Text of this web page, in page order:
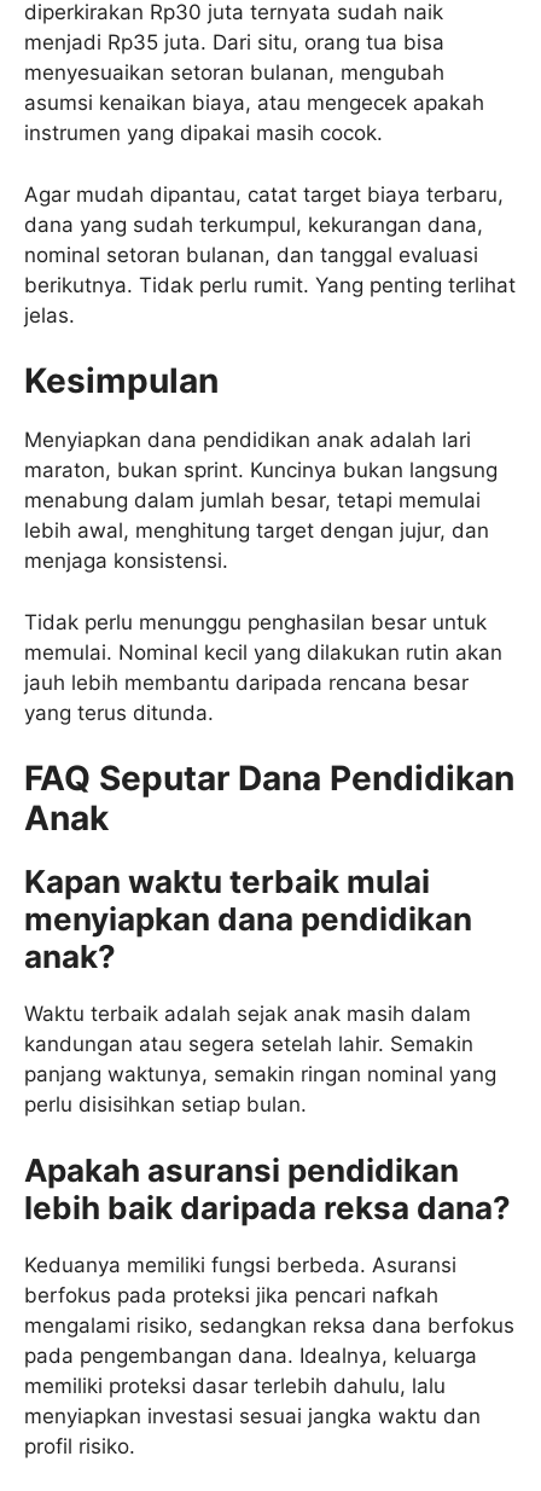
diperkirakan Rp30 juta ternyata sudah naik
menjadi Rp35 juta. Dari situ, orang tua bisa
menyesuaikan setoran bulanan, mengubah
asumsi kenaikan biaya, atau mengecek apakah
instrumen yang dipakai masih cocok.
Agar mudah dipantau, catat target biaya terbaru,
dana yang sudah terkumpul, kekurangan dana,
nominal setoran bulanan, dan tanggal evaluasi
berikutnya. Tidak perlu rumit. Yang penting terlihat
jelas.
Kesimpulan
Menyiapkan dana pendidikan anak adalah lari
maraton, bukan sprint. Kuncinya bukan langsung
menabung dalam jumlah besar, tetapi memulai
lebih awal, menghitung target dengan jujur, dan
menjaga konsistensi.
Tidak perlu menunggu penghasilan besar untuk
memulai. Nominal kecil yang dilakukan rutin akan
jauh lebih membantu daripada rencana besar
yang terus ditunda.
FAQ Seputar Dana Pendidikan
Anak
Kapan waktu terbaik mulai
menyiapkan dana pendidikan
anak?
Waktu terbaik adalah sejak anak masih dalam
kandungan atau segera setelah lahir. Semakin
panjang waktunya, semakin ringan nominal yang
perlu disisihkan setiap bulan.
Apakah asuransi pendidikan
lebih baik daripada reksa dana?
Keduanya memiliki fungsi berbeda. Asuransi
berfokus pada proteksi jika pencari nafkah
mengalami risiko, sedangkan reksa dana berfokus
pada pengembangan dana. Idealnya, keluarga
memiliki proteksi dasar terlebih dahulu, lalu
menyiapkan investasi sesuai jangka waktu dan
profil risiko.